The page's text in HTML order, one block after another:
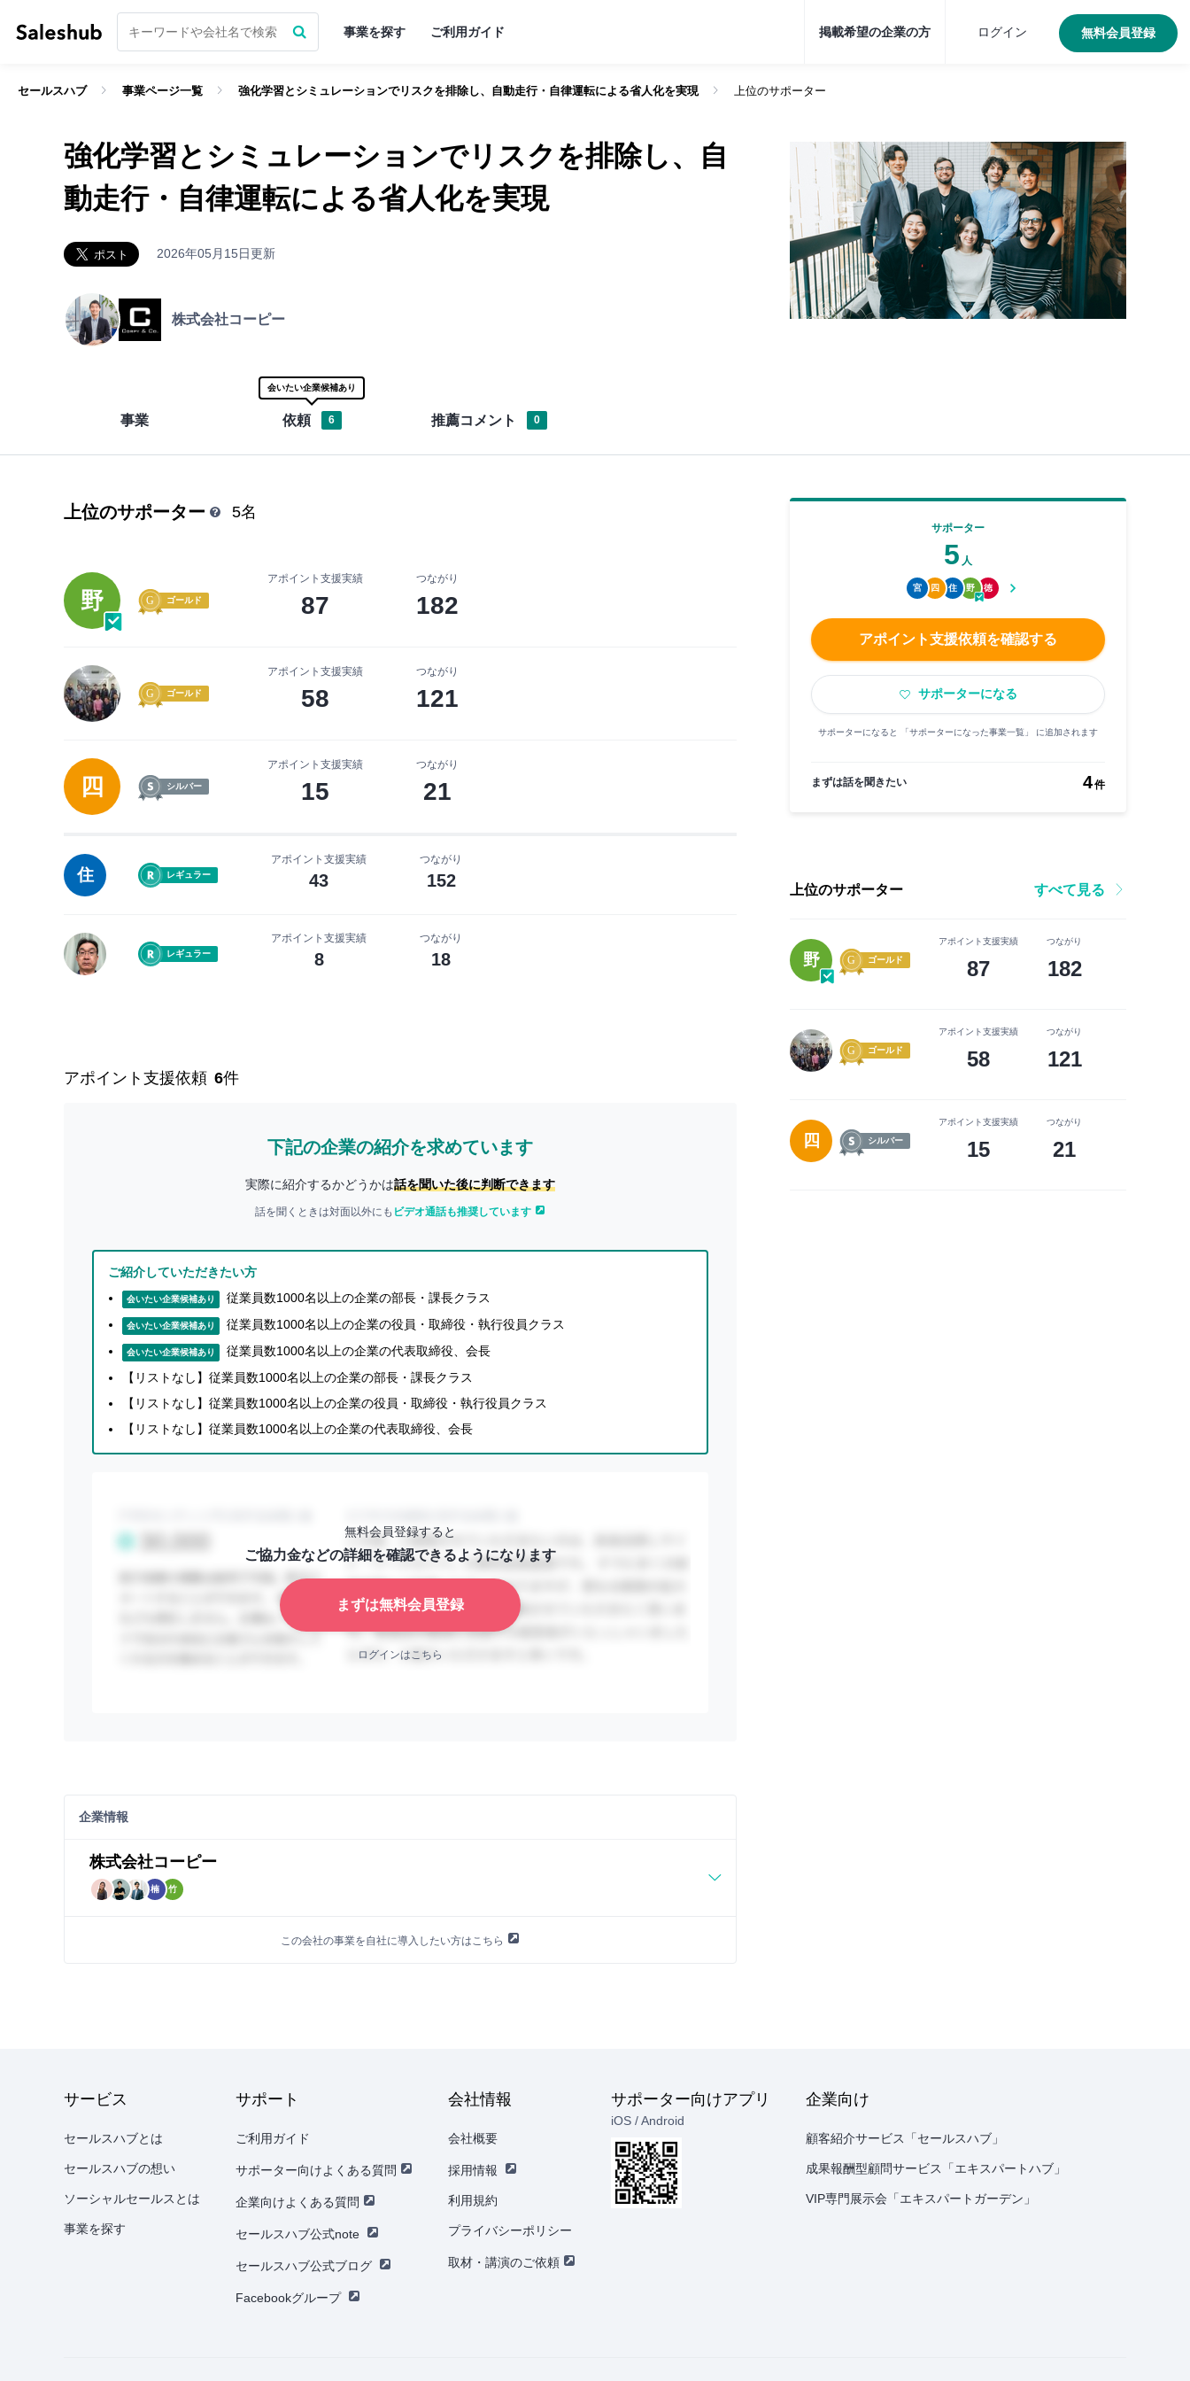
事業を探す ご利用ガイド 掲載希望の企業の方 ログイン 無料会員登録
セールスハブ 事業ページ一覧 強化学習とシミュレーションでリスクを排除し、自動走行・自律運転による省人化を実現 上位のサポーター
強化学習とシミュレーションでリスクを排除し、自
動走行・自律運転による省人化を実現
2026年05月15日更新
株式会社コーピー
事業
会いたい企業候補あり
依頼 6 推薦コメント 0
上位のサポーター 5名
野 ゴールド
アポイント支援実績
87
つながり
182
ゴールド
アポイント支援実績
58
つながり
121
四 シルバー
アポイント支援実績
15
つながり
21
住 レギュラー
アポイント支援実績
43
つながり
152
レギュラー
アポイント支援実績
8
つながり
18
アポイント支援依頼 6件
下記の企業の紹介を求めています
実際に紹介するかどうかは話を聞いた後に判断できます
話を聞くときは対面以外にも ビデオ通話も推奨しています
ご紹介していただきたい方
会いたい企業候補あり 従業員数1000名以上の企業の部長・課長クラス
会いたい企業候補あり 従業員数1000名以上の企業の役員・取締役・執行役員クラス
会いたい企業候補あり
従業員数1000名以上の企業の代表取締役、会長
【リストなし】従業員数1000名以上の企業の部長・課長クラス
【リストなし】従業員数1000名以上の企業の役員・取締役・執行役員クラス
【リストなし】従業員数1000名以上の企業の代表取締役、会長
無料会員登録すると
ご協力金などの詳細を確認できるようになります
まずは無料会員登録
ログインはこちら
企業情報
株式会社コーピー
楠 竹
この会社の事業を自社に導入したい方はこちら
サポーター
5 人
宮 四 住 野 徳
アポイント支援依頼を確認する
サポーターになる
サポーターになると 「サポーターになった事業一覧」 に追加されます
まずは話を聞きたい 4件
上位のサポーター すべて見る
野 ゴールド
アポイント支援実績
87
つながり
182
ゴールド
アポイント支援実績
58
つながり
121
四 シルバー
アポイント支援実績
15
つながり
21
サポーターになる前に無料会員登録をしましょう！
セールスハブについて詳しく知りたい方へ
「いいね」ができるようになります
サービス
セールスハブとは
セールスハブの想い
ソーシャルセールスとは
事業を探す
サポート
ご利用ガイド
サポーター向けよくある質問
企業向けよくある質問
セールスハブ公式note
セールスハブ公式ブログ
Facebookグループ
会社情報
会社概要
採用情報
利用規約
プライバシーポリシー
取材・講演のご依頼
サポーター向けアプリ
iOS / Android
企業向け
顧客紹介サービス「セールスハブ」
成果報酬型顧問サービス「エキスパートハブ」
VIP専門展示会「エキスパートガーデン」